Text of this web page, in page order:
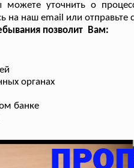
можете уточнить о
на наш email или
позволит Вам:
органах
банке